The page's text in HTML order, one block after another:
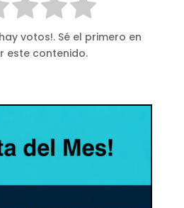
votos!. Sé el primero en
este contenido.